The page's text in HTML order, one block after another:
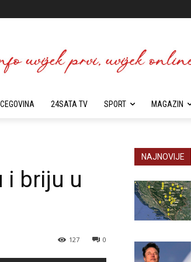
24SATA TV SPORT MAGAZIN
i briju u
0
127
NAJNOVIJE